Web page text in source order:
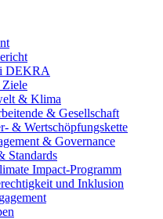
DEKRA
Ziele
& Klima
& Gesellschaft
& Wertschöpfungskette
& Governance
Standards
Impact-Programm
und Inklusion​